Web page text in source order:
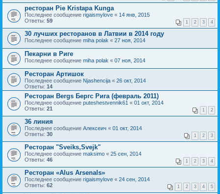
ресторан Pie Kristapa Kunga
Последнее сообщение rigaismylove « 14 янв, 2015
Ответы: 59 1 2 3 4
30 лучших ресторанов в Латвии в 2014 году
Последнее сообщение miha polak « 27 ноя, 2014
Пекарни в Риге
Последнее сообщение miha polak « 07 ноя, 2014
Ресторан Артишок
Последнее сообщение Njashencija « 26 окт, 2014
Ответы: 14
Ресторан Bergs Бергс Рига (февраль 2011)
Последнее сообщение puteshestvennik61 « 01 окт, 2014
Ответы: 21 1 2
36 линия
Последнее сообщение Алексеич « 01 окт, 2014
Ответы: 30 1 2 3
Ресторан "Sveiks,Svejk"
Последнее сообщение maksimo « 25 сен, 2014
Ответы: 46 1 2 3 4
Ресторан «Alus Arsenals»
Последнее сообщение rigaismylove « 24 сен, 2014
Ответы: 62 1 2 3 4 5